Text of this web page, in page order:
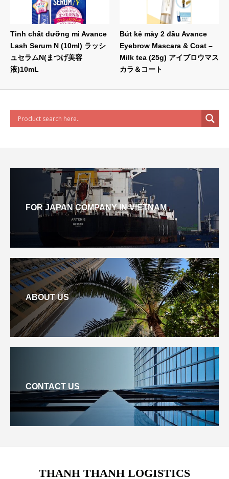
Tinh chất dưỡng mi Avance
Lash Serum N (10ml) ラッシ
ュセラムN(まつげ美容
液)10mL
Bút kẻ mày 2 đầu Avance
Eyebrow Mascara & Coat –
Milk tea (25g) アイブロウマス
カラ＆コート
FOR JAPAN COMPANY IN VIETNAM
ABOUT US
CONTACT US
THANH THANH LOGISTICS